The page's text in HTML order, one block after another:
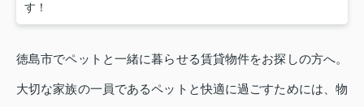
す！
徳島市でペットと一緒に暮らせる賃貸物件をお探しの方へ。
大切な家族の一員であるペットと快適に過ごすためには、物